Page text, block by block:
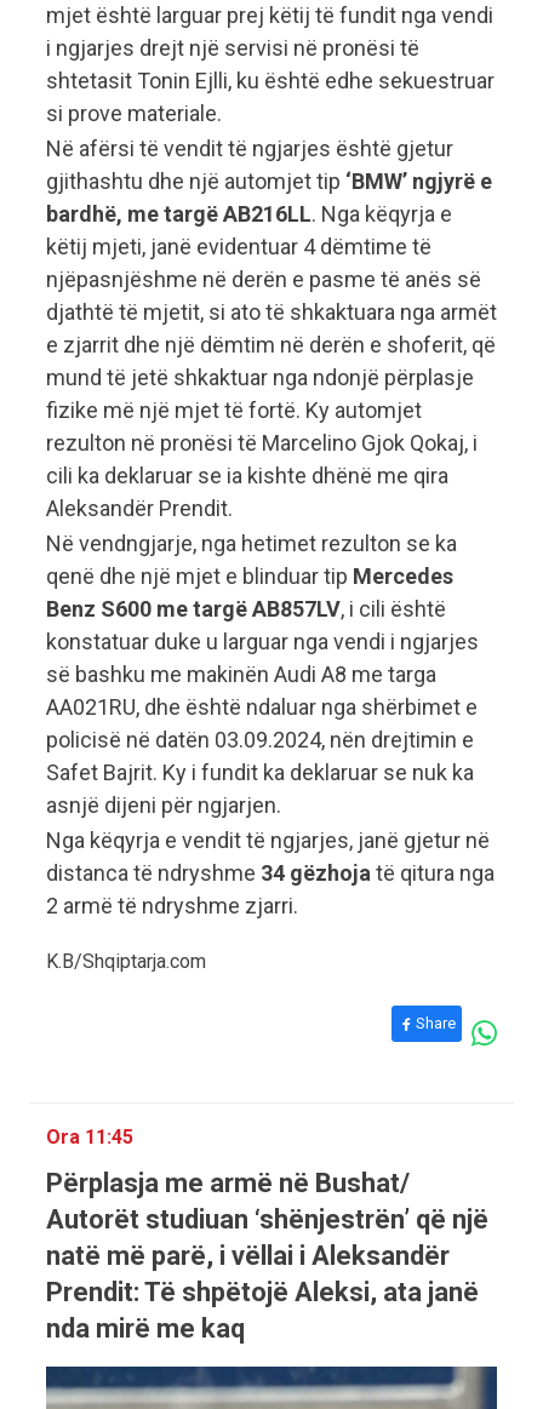
mjet është larguar prej këtij të fundit nga vendi
i ngjarjes drejt një servisi në pronësi të
shtetasit Tonin Ejlli, ku është edhe sekuestruar
si prove materiale.
Në afërsi të vendit të ngjarjes është gjetur
gjithashtu dhe një automjet tip ‘BMW’ ngjyrë e
bardhë, me targë AB216LL. Nga këqyrja e
këtij mjeti, janë evidentuar 4 dëmtime të
njëpasnjëshme në derën e pasme të anës së
djathtë të mjetit, si ato të shkaktuara nga armët
e zjarrit dhe një dëmtim në derën e shoferit, që
mund të jetë shkaktuar nga ndonjë përplasje
fizike më një mjet të fortë. Ky automjet
rezulton në pronësi të Marcelino Gjok Qokaj, i
cili ka deklaruar se ia kishte dhënë me qira
Aleksandër Prendit.
Në vendngjarje, nga hetimet rezulton se ka
qenë dhe një mjet e blinduar tip Mercedes
Benz S600 me targë AB857LV, i cili është
konstatuar duke u larguar nga vendi i ngjarjes
së bashku me makinën Audi A8 me targa
AA021RU, dhe është ndaluar nga shërbimet e
policisë në datën 03.09.2024, nën drejtimin e
Safet Bajrit. Ky i fundit ka deklaruar se nuk ka
asnjë dijeni për ngjarjen.
Nga këqyrja e vendit të ngjarjes, janë gjetur në
distanca të ndryshme 34 gëzhoja të qitura nga
2 armë të ndryshme zjarri.
K.B/Shqiptarja.com
Share
Ora 11:45
Përplasja me armë në Bushat/
Autorët studiuan ‘shënjestrën’ që një
natë më parë, i vëllai i Aleksandër
Prendit: Të shpëtojë Aleksi, ata janë
nda mirë me kaq